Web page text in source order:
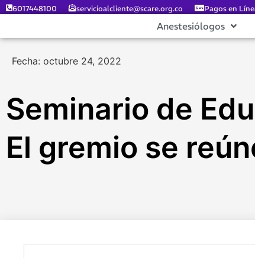
6017448100 servicioalcliente@scare.org.co Pagos en
Anestesiólogos
Fecha: octubre 24, 2022
Seminario de
El gremio se